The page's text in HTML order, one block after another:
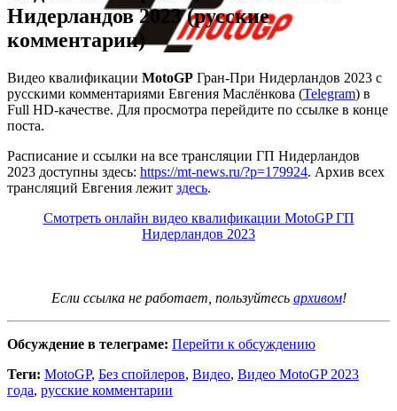
Нидерландов 2023 (русские
комментарии)
Видео квалификации MotoGP Гран-При Нидерландов 2023 с
русскими комментариями Евгения Маслёнкова (Telegram) в
Full HD-качестве. Для просмотра перейдите по ссылке в конце
поста.
Расписание и ссылки на все трансляции ГП Нидерландов
2023 доступны здесь: https://mt-news.ru/?p=179924. Архив всех
трансляций Евгения лежит здесь.
Смотреть онлайн видео квалификации MotoGP ГП
Нидерландов 2023
Если ссылка не работает, пользуйтесь архивом!
Обсуждение в телеграме: Перейти к обсуждению
Теги: MotoGP, Без спойлеров, Видео, Видео MotoGP 2023
года, русские комментарии